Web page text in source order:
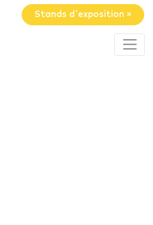
Stands d'exposition »